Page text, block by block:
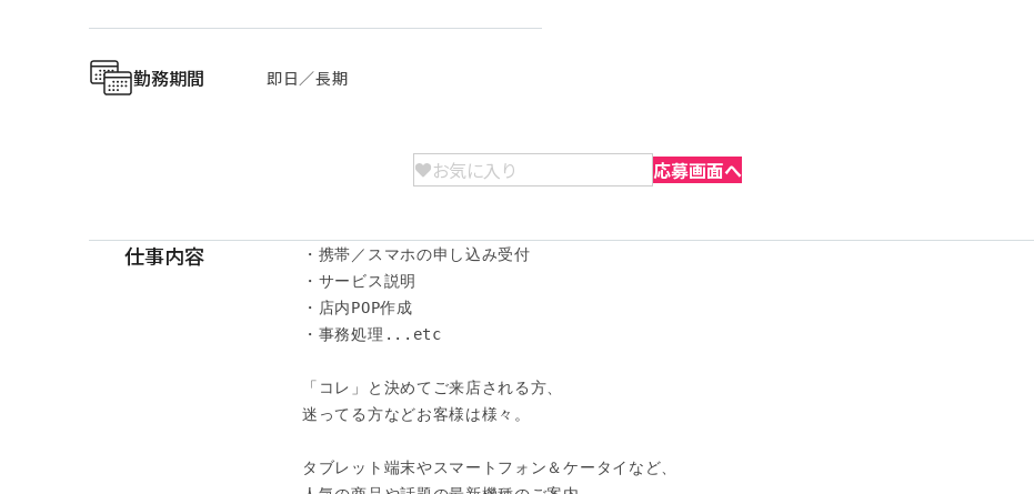
勤務期間 即日／長期
お気に入り 応募画面へ
仕事内容
・携帯／スマホの申し込み受付
・サービス説明
・店内POP作成
・事務処理...etc
「コレ」と決めてご来店される方、
迷ってる方などお客様は様々。
タブレット端末やスマートフォン＆ケータイなど、